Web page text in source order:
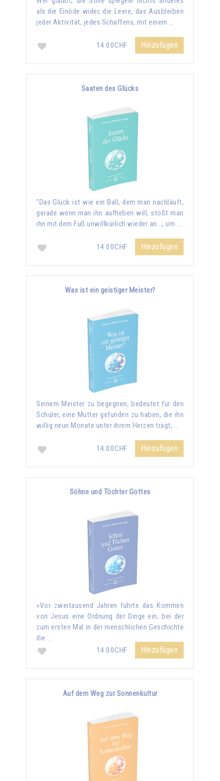
als die Einöde wider, die Leere, das Ausbleiben
jeder Aktivität, jedes Schaffens, mit einem …
14.00CHF Hinzufügen
Saaten des Glücks
"Das Glück ist wie ein Ball, dem man nachläuft,
gerade wenn man ihn aufheben will, stößt man
ihn mit dem Fuß unwillkürlich wieder an..., um …
14.00CHF Hinzufügen
Was ist ein geistiger Meister?
Seinem Meister zu begegnen, bedeutet für den
Schüler, eine Mutter gefunden zu haben, die ihn
willig neun Monate unter ihrem Herzen trägt, …
14.00CHF Hinzufügen
Söhne und Töchter Gottes
»Vor zweitausend Jahren führte das Kommen
von Jesus eine Ordnung der Dinge ein, bei der
zum ersten Mal in der menschlichen Geschichte
die …
14.00CHF
Hinzufügen
Auf dem Weg zur Sonnenkultur